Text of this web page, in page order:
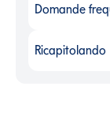
Domande
Domande
Ricapitolando
Ricapitolando